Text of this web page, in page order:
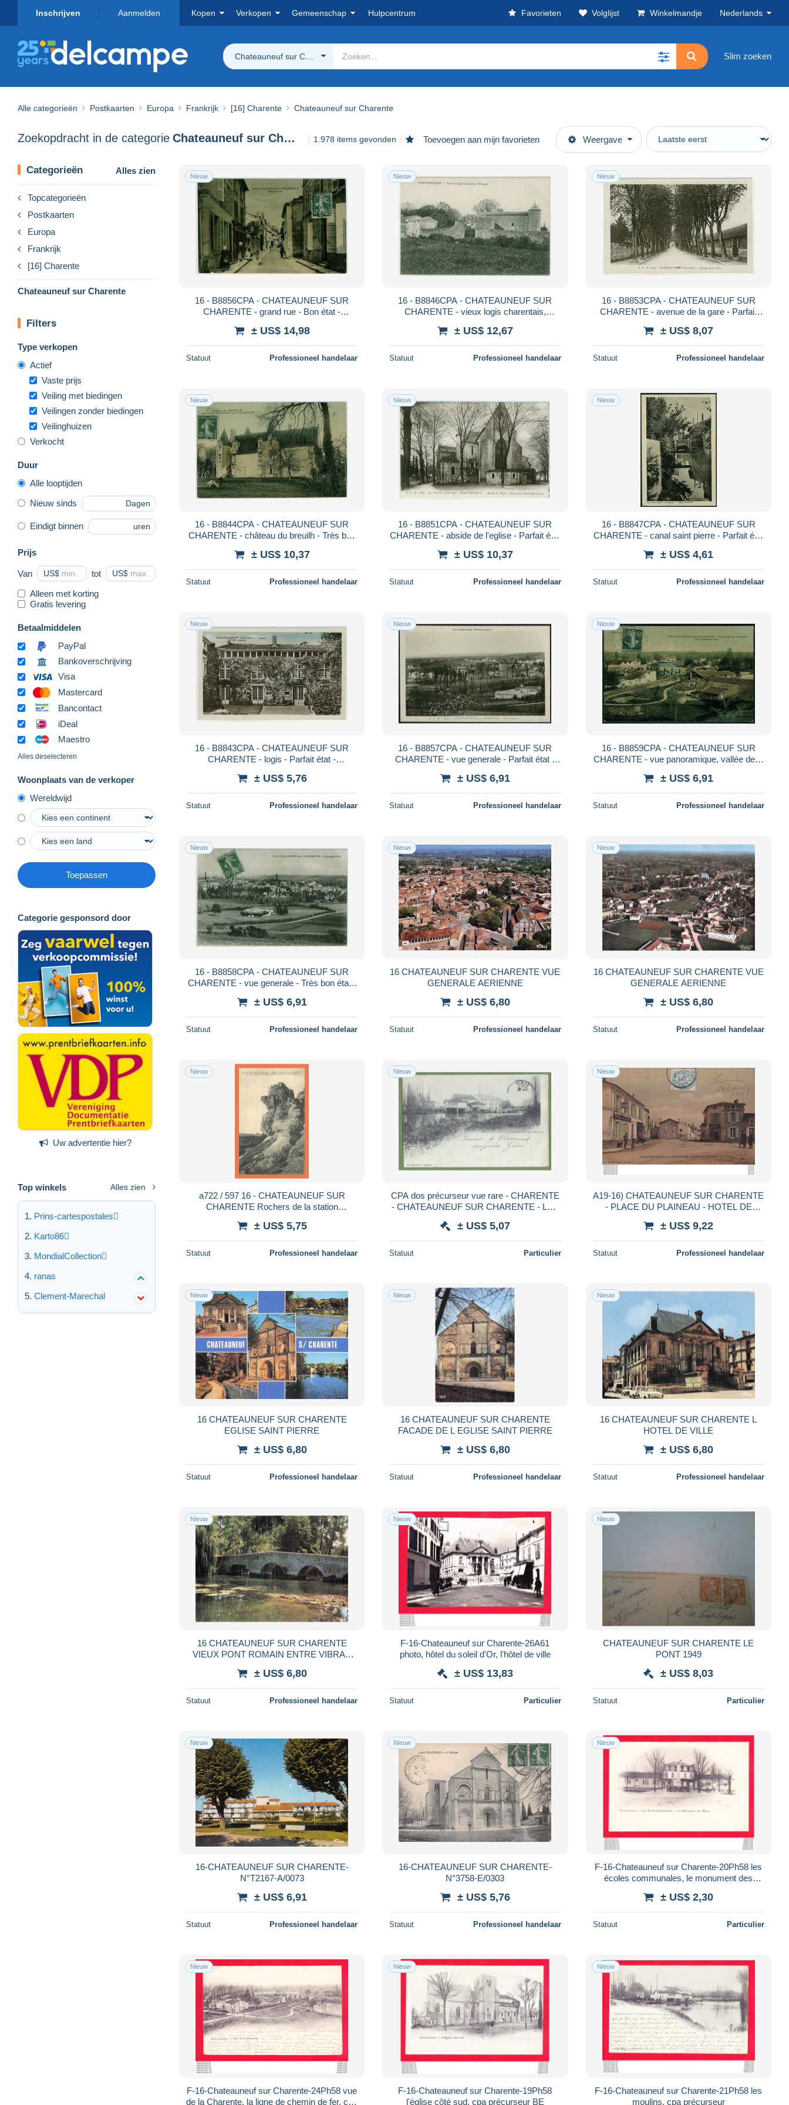
Inschrijven Aanmelden Kopen Verkopen Gemeenschap Hulpcentrum Favorieten Volglijst Winkelmandje Nederlands
Chateauneuf sur Charente Slim zoeken
Alle categorieën Postkaarten Europa Frankrijk [16] Charente Chateauneuf sur Charente
Zoekopdracht in de categorie Chateauneuf sur Charente 1.978 items gevonden Toevoegen aan mijn favorieten Weergave
Categorieën Alles zien
Topcategorieën
Postkaarten
Europa
Frankrijk
[16] Charente
Chateauneuf sur Charente
Filters
Type verkopen
Actief
Vaste prijs
Veiling met biedingen
Veilingen zonder biedingen
Veilinghuizen
Verkocht
Duur
Alle looptijden
Nieuw sinds Dagen
Eindigt binnen uren
Prijs
Van US$ tot US$
Alleen met korting
Gratis levering
Betaalmiddelen
PayPal
Bankoverschrijving
Visa
Mastercard
Bancontact
iDeal
Maestro
Alles deselecteren
Woonplaats van de verkoper
Wereldwijd
Toepassen
Categorie gesponsord door
Uw advertentie hier?
Top winkels Alles zien
Prins-cartespostales
Karto86
MondialCollection
ranas
Clement-Marechal
Nieuw
16 - B8856CPA - CHATEAUNEUF SUR
CHARENTE - grand rue - Bon état -
± US$ 14,98
Statuut Professioneel handelaar
Nieuw
16 - B8846CPA - CHATEAUNEUF SUR
CHARENTE - vieux logis charentais,
± US$ 12,67
Statuut Professioneel handelaar
Nieuw
16 - B8853CPA - CHATEAUNEUF SUR
CHARENTE - avenue de la gare - Parfait
± US$ 8,07
Statuut Professioneel handelaar
Nieuw
16 - B8844CPA - CHATEAUNEUF SUR
CHARENTE - château du breuilh - Très bon
± US$ 10,37
Statuut Professioneel handelaar
Nieuw
16 - B8851CPA - CHATEAUNEUF SUR
CHARENTE - abside de l'eglise - Parfait état
± US$ 10,37
Statuut Professioneel handelaar
Nieuw
16 - B8847CPA - CHATEAUNEUF SUR
CHARENTE - canal saint pierre - Parfait état
± US$ 4,61
Statuut Professioneel handelaar
Nieuw
16 - B8843CPA - CHATEAUNEUF SUR
CHARENTE - logis - Parfait état -
± US$ 5,76
Statuut Professioneel handelaar
Nieuw
16 - B8857CPA - CHATEAUNEUF SUR
CHARENTE - vue generale - Parfait état -
± US$ 6,91
Statuut Professioneel handelaar
Nieuw
16 - B8859CPA - CHATEAUNEUF SUR
CHARENTE - vue panoramique, vallée de la
± US$ 6,91
Statuut Professioneel handelaar
Nieuw
16 - B8858CPA - CHATEAUNEUF SUR
CHARENTE - vue generale - Très bon état -
± US$ 6,91
Statuut Professioneel handelaar
Nieuw
16 CHATEAUNEUF SUR CHARENTE VUE
GENERALE AERIENNE
± US$ 6,80
Statuut Professioneel handelaar
Nieuw
16 CHATEAUNEUF SUR CHARENTE VUE
GENERALE AERIENNE
± US$ 6,80
Statuut Professioneel handelaar
Nieuw
a722 / 597 16 - CHATEAUNEUF SUR
CHARENTE Rochers de la station
± US$ 5,75
Statuut Professioneel handelaar
Nieuw
CPA dos précurseur vue rare - CHARENTE
- CHATEAUNEUF SUR CHARENTE - LES
± US$ 5,07
Statuut Particulier
Nieuw
A19-16) CHATEAUNEUF SUR CHARENTE
- PLACE DU PLAINEAU - HOTEL DE
± US$ 9,22
Statuut Professioneel handelaar
Nieuw
16 CHATEAUNEUF SUR CHARENTE
EGLISE SAINT PIERRE
± US$ 6,80
Statuut Professioneel handelaar
Nieuw
16 CHATEAUNEUF SUR CHARENTE
FACADE DE L EGLISE SAINT PIERRE
± US$ 6,80
Statuut Professioneel handelaar
Nieuw
16 CHATEAUNEUF SUR CHARENTE L
HOTEL DE VILLE
± US$ 6,80
Statuut Professioneel handelaar
Nieuw
16 CHATEAUNEUF SUR CHARENTE
VIEUX PONT ROMAIN ENTRE VIBRAC
± US$ 6,80
Statuut Professioneel handelaar
Nieuw
F-16-Chateauneuf sur Charente-26A61
photo, hôtel du soleil d'Or, l'hôtel de ville
± US$ 13,83
Statuut Particulier
Nieuw
CHATEAUNEUF SUR CHARENTE LE
PONT 1949
± US$ 8,03
Statuut Particulier
Nieuw
16-CHATEAUNEUF SUR CHARENTE-
N°T2167-A/0073
± US$ 6,91
Statuut Professioneel handelaar
Nieuw
16-CHATEAUNEUF SUR CHARENTE-
N°3758-E/0303
± US$ 5,76
Statuut Professioneel handelaar
Nieuw
F-16-Chateauneuf sur Charente-20Ph58 les
écoles communales, le monument des
± US$ 2,30
Statuut Particulier
Nieuw
F-16-Chateauneuf sur Charente-24Ph58 vue
de la Charente, la ligne de chemin de fer, cpa
Nieuw
F-16-Chateauneuf sur Charente-19Ph58
l'église côté sud, cpa précurseur BE
Nieuw
F-16-Chateauneuf sur Charente-21Ph58 les
moulins, cpa précurseur